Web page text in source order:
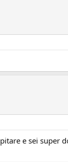
e sei super